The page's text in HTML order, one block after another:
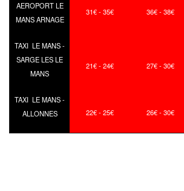
AEROPORT LE
MANS ARNAGE
31€ - 35€ 36€ - 38€
TAXI LE MANS -
SARGE LES LE
MANS
21€ - 24€ 27€ - 30€
TAXI LE MANS -
ALLONNES
22€ - 25€ 26€ - 30€